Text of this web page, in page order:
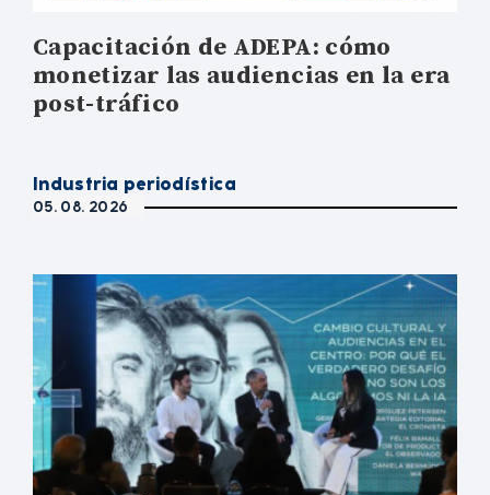
Capacitación de ADEPA: cómo
monetizar las audiencias en la era
post-tráfico
Industria periodística
05. 08. 2026